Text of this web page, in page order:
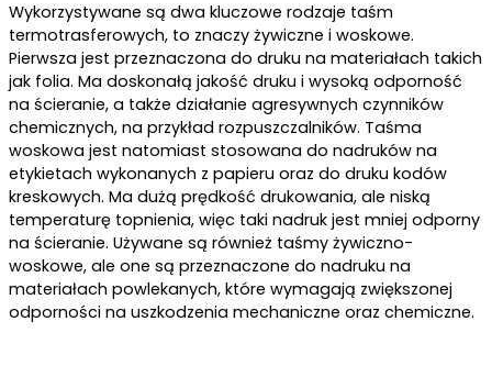
Wykorzystywane są dwa kluczowe rodzaje taśm
termotrasferowych, to znaczy żywiczne i woskowe.
Pierwsza jest przeznaczona do druku na materiałach takich
jak folia. Ma doskonałą jakość druku i wysoką odporność
na ścieranie, a także działanie agresywnych czynników
chemicznych, na przykład rozpuszczalników. Taśma
woskowa jest natomiast stosowana do nadruków na
etykietach wykonanych z papieru oraz do druku kodów
kreskowych. Ma dużą prędkość drukowania, ale niską
temperaturę topnienia, więc taki nadruk jest mniej odporny
na ścieranie. Używane są również taśmy żywiczno-
woskowe, ale one są przeznaczone do nadruku na
materiałach powlekanych, które wymagają zwiększonej
odporności na uszkodzenia mechaniczne oraz chemiczne.